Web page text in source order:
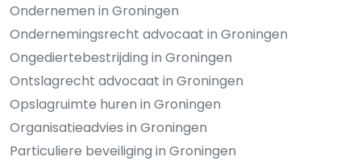
Ondernemen in Groningen
Ondernemingsrecht advocaat in Groningen
Ongediertebestrijding in Groningen
Ontslagrecht advocaat in Groningen
Opslagruimte huren in Groningen
Organisatieadvies in Groningen
Particuliere beveiliging in Groningen